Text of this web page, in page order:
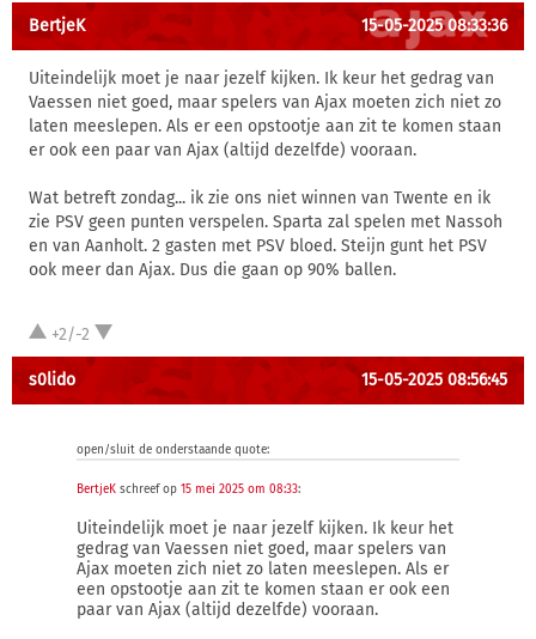
BertjeK 15-05-2025 08:33:36
Uiteindelijk moet je naar jezelf kijken. Ik keur het gedrag van
Vaessen niet goed, maar spelers van Ajax moeten zich niet zo
laten meeslepen. Als er een opstootje aan zit te komen staan
er ook een paar van Ajax (altijd dezelfde) vooraan.
Wat betreft zondag... ik zie ons niet winnen van Twente en ik
zie PSV geen punten verspelen. Sparta zal spelen met Nassoh
en van Aanholt. 2 gasten met PSV bloed. Steijn gunt het PSV
ook meer dan Ajax. Dus die gaan op 90% ballen.
+2/-2
s0lido 15-05-2025 08:56:45
open/sluit de onderstaande quote:
BertjeK schreef op 15 mei 2025 om 08:33:
Uiteindelijk moet je naar jezelf kijken. Ik keur het
gedrag van Vaessen niet goed, maar spelers van
Ajax moeten zich niet zo laten meeslepen. Als er
een opstootje aan zit te komen staan er ook een
paar van Ajax (altijd dezelfde) vooraan.